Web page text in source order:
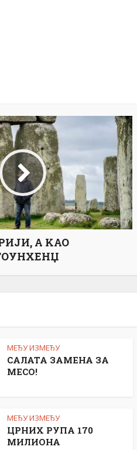
А KАО
МЕЂУ ИЗМЕЂУ
САЛАТА ЗАМЕНА ЗА
МЕСО!
МЕЂУ ИЗМЕЂУ
ЦРНИХ РУПА 170
МИЛИОНА